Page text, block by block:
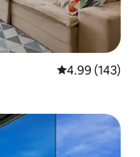
औसत रेटिंग 5 में से
4.99 (143)